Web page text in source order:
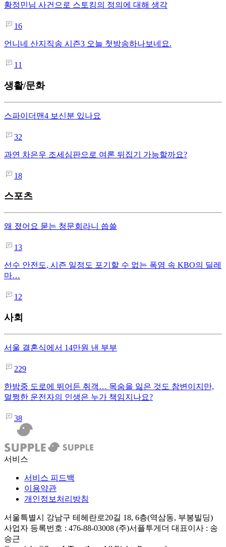
황정민님 사건으로 스토킹의 정의에 대해 생각
16
언니네 산지직송 시즌3 오늘 첫방송하나보네요.
11
생활/문화
스파이더맨4 보신분 있나요
32
과연 차은우 조세심판으로 여론 뒤집기 가능할까요?
18
스포츠
왜 졌어요 묻는 청문회라니 씁쓸
13
선수 안전도, 시즌 일정도 포기할 수 없는 폭염 속 KBO의 딜레
마…
12
사회
서울 결혼식에서 14만원 낸 부부
229
한밤중 도로에 뛰어든 취객… 목숨을 잃은 것도 참변이지만,
멀쩡한 운전자의 인생은 누가 책임지나요?
38
서비스
서비스 피드백
이용약관
개인정보처리방침
서울특별시 강남구 테헤란로20길 18, 6층(역삼동, 부봉빌딩)
사업자 등록번호 : 476-88-03008 (주)서플투게더 대표이사 : 송
승근